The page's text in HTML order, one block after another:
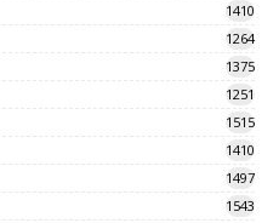
1410
1264
1375
1251
1515
1410
1497
1543